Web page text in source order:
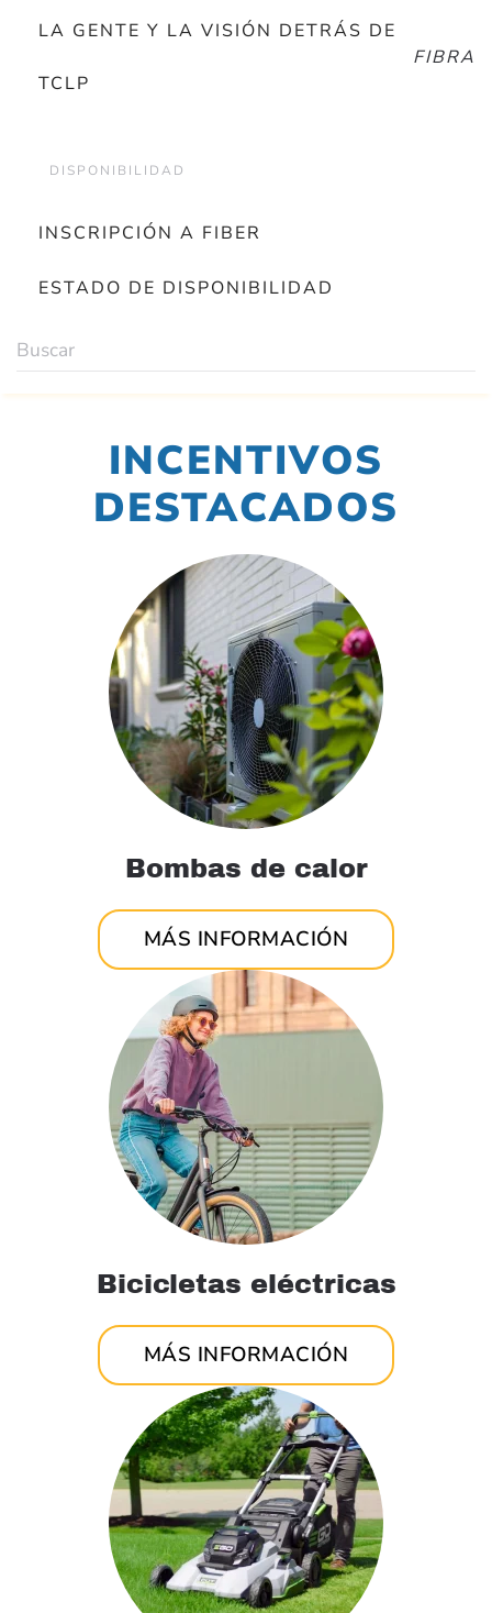
LA GENTE Y LA VISIÓN DETRÁS DE
TCLP
FIBRA
DISPONIBILIDAD
INSCRIPCIÓN A FIBER
ESTADO DE DISPONIBILIDAD
INCENTIVOS
DESTACADOS
Bombas de calor
MÁS INFORMACIÓN
Bicicletas eléctricas
MÁS INFORMACIÓN